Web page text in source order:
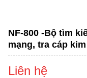
NF-800 -Bộ tìm
mạng, tra cáp
Liên hệ